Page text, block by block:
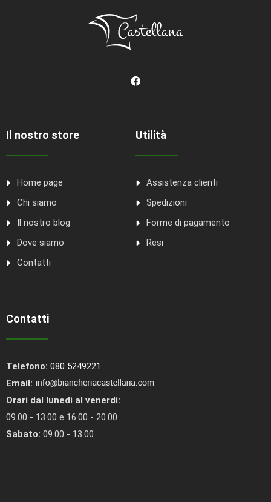
Il nostro store
Home page
Chi siamo
Il nostro blog
Dove siamo
Contatti
Utilità
Assistenza clienti
Spedizioni
Forme di pagamento
Resi
Contatti
Telefono: 080 5249221
Email:
Orari dal lunedì al venerdì:
09.00 - 13.00 e 16.00 - 20.00
Sabato: 09.00 - 13.00